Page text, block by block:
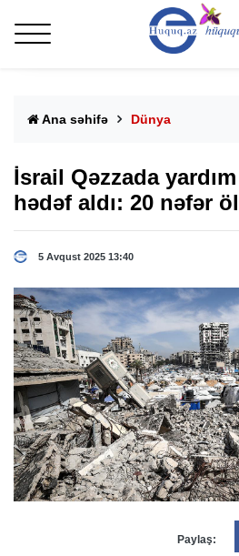
Ana səhifə Dünya
İsrail Qəzzada
hədəf aldı: 20 nəfər
5 Avqust 2025 13:40
Paylaş: